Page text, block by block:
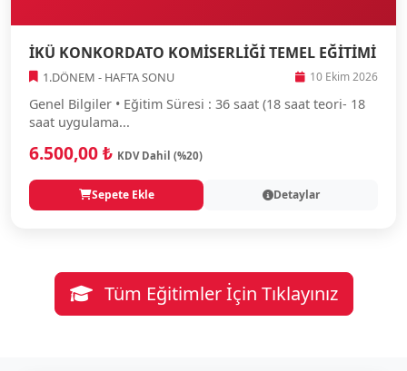
İKÜ KONKORDATO KOMİSERLİĞİ TEMEL EĞİTİMİ
1.DÖNEM - HAFTA SONU 10 Ekim 2026
Genel Bilgiler • Eğitim Süresi : 36 saat (18 saat teori- 18
saat uygulama...
6.500,00 ₺ KDV Dahil (%20)
Sepete Ekle Detaylar
Tüm Eğitimler İçin Tıklayınız